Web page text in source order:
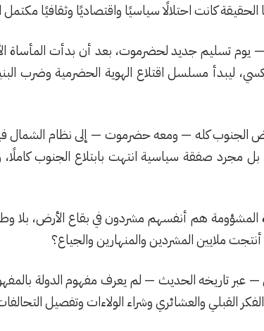
كانت احتلالًا سياسيًا واقتصاديًا وثقافيًا مكتمل
— يوم تسليم جديد لحضرموت، بعد أن بدأت
ليبدأ مسلسل اقتلاع الهوية الحضرمية وضرب
الجنوب كله — ومعه حضرموت — إلى نظام الشمال
مجرد صفقة سياسية انتهت بابتلاع الجنوب
هم أنفسهم مشردون في بقاع الأرض، بلا
ملايين المشردين والمنهارين والجياع؟
— عبر تاريخه الحديث — لم يعرف مفهوم الدولة
القبلي والعشائري وشراء الولاءات وتفصيل